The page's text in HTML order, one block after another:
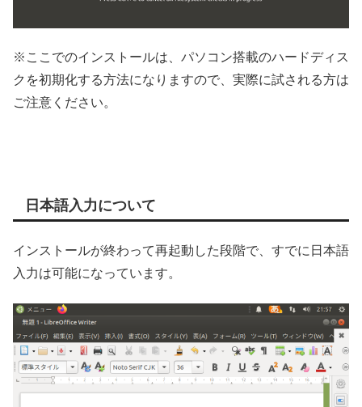
※ここでのインストールは、パソコン搭載のハードディス
クを初期化する方法になりますので、実際に試される方は
ご注意ください。
日本語入力について
インストールが終わって再起動した段階で、すでに日本語
入力は可能になっています。